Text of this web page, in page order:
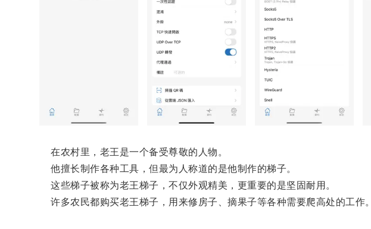
在农村里，老王是一个备受尊敬的人物。
他擅长制作各种工具，但最为人称道的是他制作的梯子。
这些梯子被称为老王梯子，不仅外观精美，更重要的是坚固耐用。
许多农民都购买老王梯子，用来修房子、摘果子等各种需要爬高处的工作。